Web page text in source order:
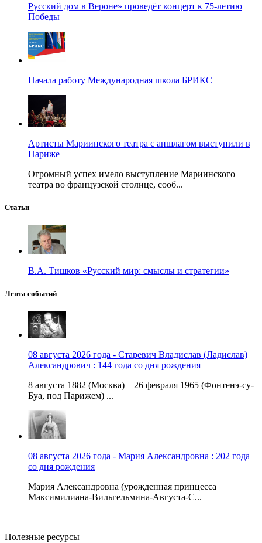
Русский дом в Вероне» проведёт концерт к 75-летию
Победы
Начала работу Международная школа БРИКС
Артисты Мариинского театра с аншлагом выступили в
Париже
Огромный успех имело выступление Мариинского
театра во французской столице, сооб...
Статьи
В.А. Тишков «Русский мир: смыслы и стратегии»
Лента событий
08 августа 2026 года - Старевич Владислав (Ладислав)
Александрович : 144 года со дня рождения
8 августа 1882 (Москва) – 26 февраля 1965 (Фонтенэ-су-
Буа, под Парижем) ...
08 августа 2026 года - Мария Александровна : 202 года
со дня рождения
Мария Александровна (урожденная принцесса
Максимилиана-Вильгельмина-Августа-С...
Полезные ресурсы